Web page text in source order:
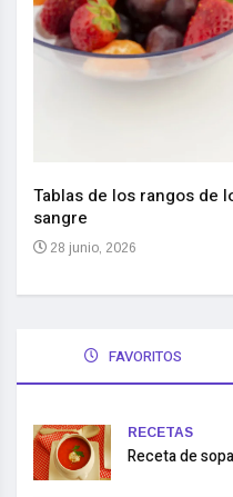
Tablas de los rangos de
sangre
28 junio, 2026
FAVORITOS
RECETAS
Receta de